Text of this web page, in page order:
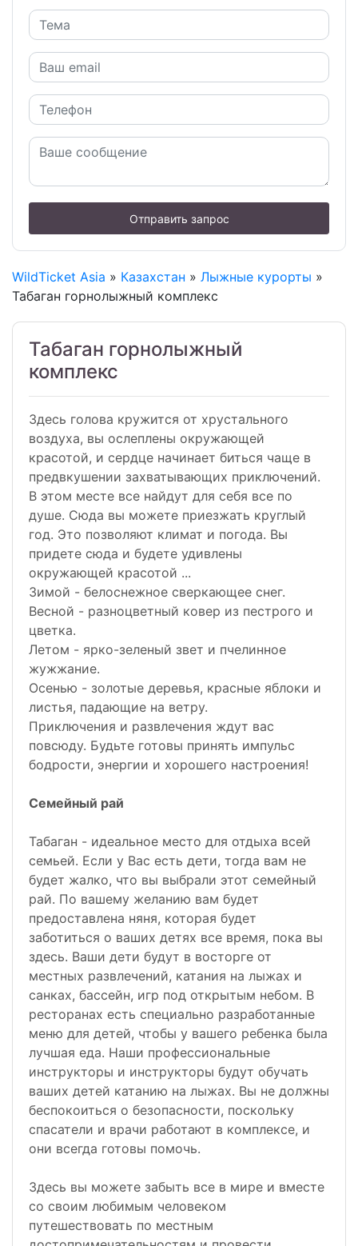
Отправить запрос
WildTicket Asia » Казахстан » Лыжные курорты »
Табаган горнолыжный комплекс
Табаган горнолыжный
комплекс
Здесь голова кружится от хрустального
воздуха, вы ослеплены окружающей
красотой, и сердце начинает биться чаще в
предвкушении захватывающих приключений.
В этом месте все найдут для себя все по
душе. Сюда вы можете приезжать круглый
год. Это позволяют климат и погода. Вы
придете сюда и будете удивлены
окружающей красотой ...
Зимой - белоснежное сверкающее снег.
Весной - разноцветный ковер из пестрого и
цветка.
Летом - ярко-зеленый звет и пчелинное
жужжание.
Осенью - золотые деревья, красные яблоки и
листья, падающие на ветру.
Приключения и развлечения ждут вас
повсюду. Будьте готовы принять импульс
бодрости, энергии и хорошего настроения!
Семейный рай
Табаган - идеальное место для отдыха всей
семьей. Если у Вас есть дети, тогда вам не
будет жалко, что вы выбрали этот семейный
рай. По вашему желанию вам будет
предоставлена няня, которая будет
заботиться о ваших детях все время, пока вы
здесь. Ваши дети будут в восторге от
местных развлечений, катания на лыжах и
санках, бассейн, игр под открытым небом. В
ресторанах есть специально разработанные
меню для детей, чтобы у вашего ребенка была
лучшая еда. Наши профессиональные
инструкторы и инструкторы будут обучать
ваших детей катанию на лыжах. Вы не должны
беспокоиться о безопасности, поскольку
спасатели и врачи работают в комплексе, и
они всегда готовы помочь.
Здесь вы можете забыть все в мире и вместе
со своим любимым человеком
путешествовать по местным